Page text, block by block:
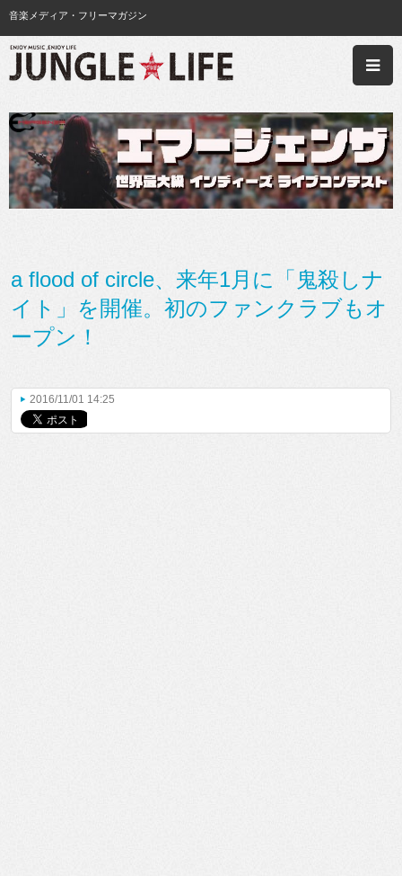
音楽メディア・フリーマガジン
a flood of circle、来年1月に「鬼殺しナ
イト」を開催。初のファンクラブもオ
ープン！
2016/11/01 14:25